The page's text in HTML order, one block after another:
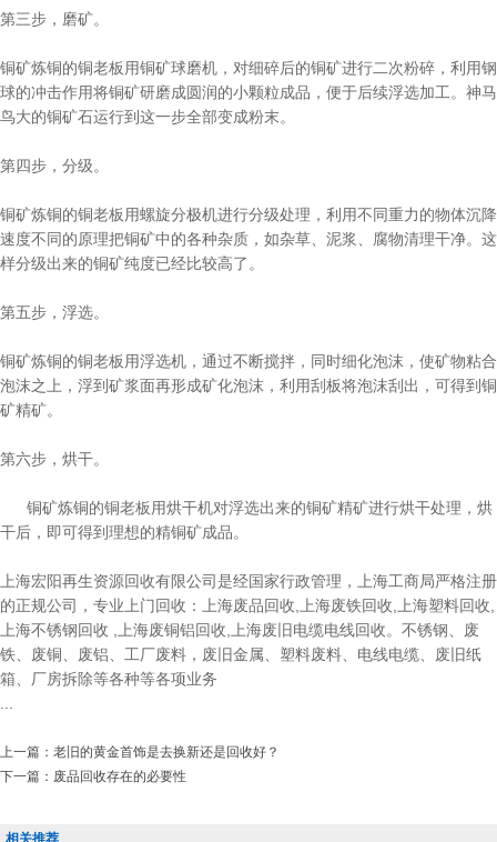
第三步，磨矿。
铜矿炼铜的铜老板用铜矿球磨机，对细碎后的铜矿进行二次粉碎，利用钢
球的冲击作用将铜矿研磨成圆润的小颗粒成品，便于后续浮选加工。神马
鸟大的铜矿石运行到这一步全部变成粉末。
第四步，分级。
铜矿炼铜的铜老板用螺旋分极机进行分级处理，利用不同重力的物体沉降
速度不同的原理把铜矿中的各种杂质，如杂草、泥浆、腐物清理干净。这
样分级出来的铜矿纯度已经比较高了。
第五步，浮选。
铜矿炼铜的铜老板用浮选机，通过不断搅拌，同时细化泡沫，使矿物粘合
泡沫之上，浮到矿浆面再形成矿化泡沫，利用刮板将泡沫刮出，可得到铜
矿精矿。
第六步，烘干。
铜矿炼铜的铜老板用烘干机对浮选出来的铜矿精矿进行烘干处理，烘
干后，即可得到理想的精铜矿成品。
上海宏阳再生资源回收有限公司是经国家行政管理，上海工商局严格注册
的正规公司，专业上门回收：上海废品回收,上海废铁回收,上海塑料回收,
上海不锈钢回收 ,上海废铜铝回收,上海废旧电缆电线回收。不锈钢、废
铁、废铜、废铝、工厂废料，废旧金属、塑料废料、电线电缆、废旧纸
箱、厂房拆除等各种等各项业务
上一篇： 老旧的黄金首饰是去换新还是回收好？
下一篇： 废品回收存在的必要性
相关推荐